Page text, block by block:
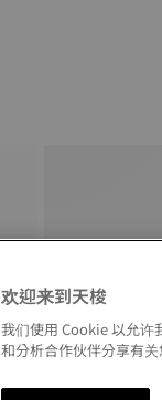
欢迎来到天梭
我们使用 Cookie 以允许
和分析合作伙伴分享有